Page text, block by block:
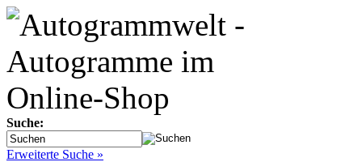
Suche:
Erweiterte Suche »